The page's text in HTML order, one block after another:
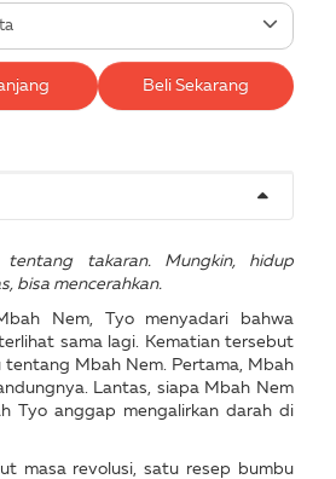
Beli Sekarang
tentang takaran. Mungkin, hidup
bisa mencerahkan.
Nem, Tyo menyadari bahwa
sama lagi. Kematian tersebut
tentang Mbah Nem. Pertama, Mbah
Lantas, siapa Mbah Nem
Tyo anggap mengalirkan darah di
masa revolusi, satu resep bumbu